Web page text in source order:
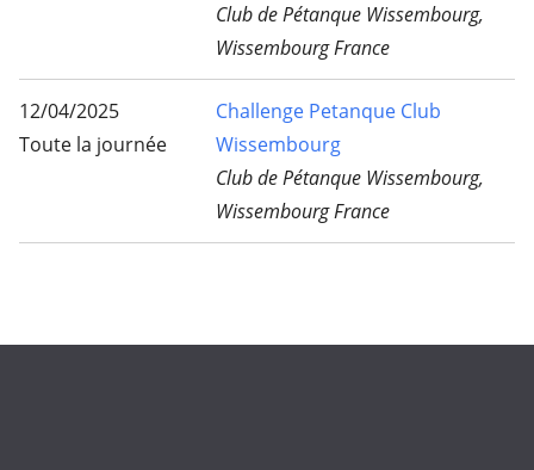
Club de Pétanque Wissembourg,
Wissembourg France
12/04/2025
Toute la journée
Challenge Petanque Club
Wissembourg
Club de Pétanque Wissembourg,
Wissembourg France